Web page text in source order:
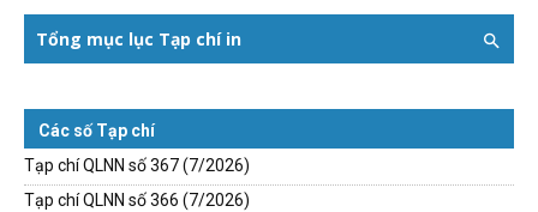
Tổng mục lục Tạp chí in
Các số Tạp chí
Tạp chí QLNN số 367 (7/2026)
Tạp chí QLNN số 366 (7/2026)